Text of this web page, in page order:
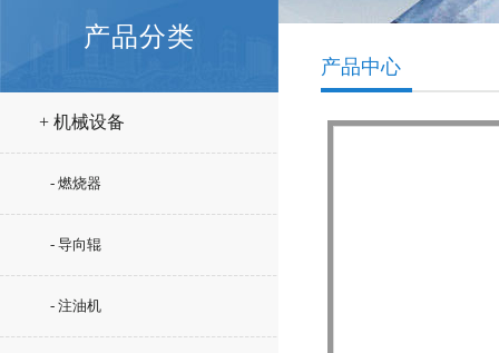
产品分类
+ 机械设备
- 燃烧器
- 导向辊
- 注油机
产品中心